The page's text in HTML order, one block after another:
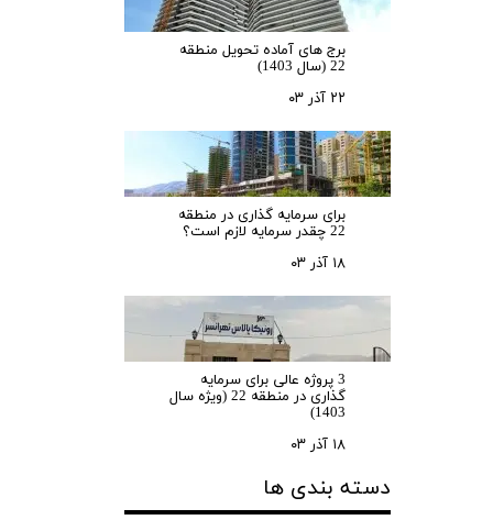
برج های آماده تحویل منطقه
22 (سال 1403)
۲۲ آذر ۰۳
برای سرمایه‌ گذاری در منطقه
22 چقدر سرمایه لازم است؟
۱۸ آذر ۰۳
3 پروژه عالی برای سرمایه
گذاری در منطقه 22 (ویژه سال
1403)
۱۸ آذر ۰۳
دسته بندی ها